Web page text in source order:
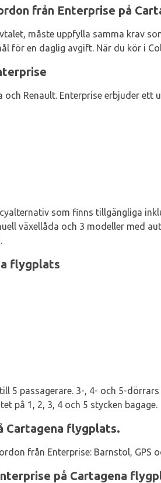
från Enterprise på
måste uppfylla samma krav
för en daglig avgift. När du kör i
Renault. Enterprise erbjuder ett
som finns tillgängliga
växellåda och 3 modeller med
flygplats
5 passagerare. 3-, 4- och 5-
på 1, 2, 3, 4 och 5 stycken bagage.
Cartagena flygplats.
från Enterprise: Barnstol, GPS
på Cartagena